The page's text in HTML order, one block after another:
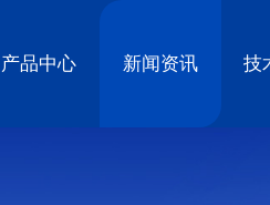
产品中心 新闻资讯 技